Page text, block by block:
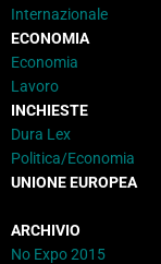
Internazionale
ECONOMIA
Economia
Lavoro
INCHIESTE
Dura Lex
Politica/Economia
UNIONE EUROPEA
ARCHIVIO
No Expo 2015